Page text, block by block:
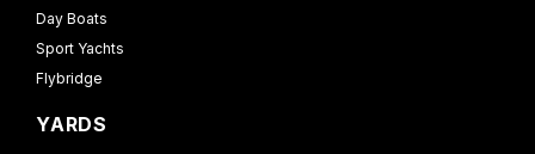
Day Boats
Sport Yachts
Flybridge
YARDS